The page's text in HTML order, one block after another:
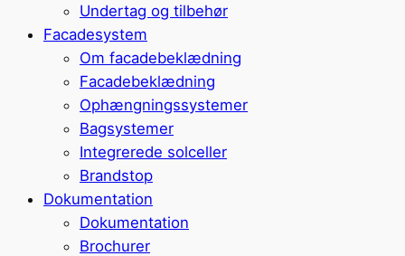
Undertag og tilbehør
Facadesystem
Om facadebeklædning
Facadebeklædning
Ophængningssystemer
Bagsystemer
Integrerede solceller
Brandstop
Dokumentation
Dokumentation
Brochurer